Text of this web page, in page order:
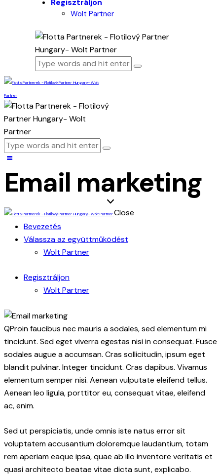
Regisztráljon
Wolt Partner
Email marketing
Close
Bevezetés
Válassza az együttműködést
Wolt Partner
Regisztráljon
Wolt Partner
QProin faucibus nec mauris a sodales, sed elementum mi
tincidunt. Sed eget viverra egestas nisi in consequat. Fusce
sodales augue a accumsan. Cras sollicitudin, ipsum eget
blandit pulvinar. Integer tincidunt. Cras dapibus. Vivamus
elementum semper nisi. Aenean vulputate eleifend tellus.
Aenean leo ligula, porttitor eu, consequat vitae, eleifend
ac, enim.
Sed ut perspiciatis, unde omnis iste natus error sit
voluptatem accusantium doloremque laudantium, totam
rem aperiam eaque ipsa, quae ab illo inventore veritatis et
quasi architecto beatae vitae dicta sunt, explicabo.